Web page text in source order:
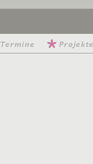
Termine Projekte